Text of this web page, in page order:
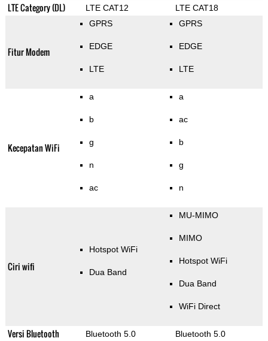
LTE Category (DL) LTE CAT12 LTE CAT18
Fitur Modem
GPRS
EDGE
LTE
GPRS
EDGE
LTE
Kecepatan WiFi
a
b
g
n
ac
a
ac
b
g
n
Ciri wifi
Hotspot WiFi
Dua Band
MU-MIMO
MIMO
Hotspot WiFi
Dua Band
WiFi Direct
Versi Bluetooth Bluetooth 5.0 Bluetooth 5.0